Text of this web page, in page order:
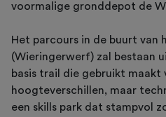
voormalige gronddepot de
Het parcours in de buurt van
(Wieringerwerf) zal bestaan
basis trail die gebruikt maakt
hoogteverschillen, maar
een skills park dat stampvol